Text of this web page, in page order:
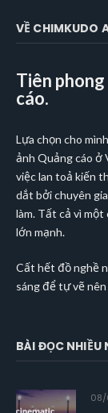
VỀ CHIMKUDO
Tiên
cáo.
Lựa chọn cho
ảnh Quảng cáo ở
việc lan toả kiến
dắt bởi chuyên
làm. Tất cả vì một
lớn mạnh.
Cất hết đồ nghề
sáng để tự vẽ
BÀI ĐỌC NHIỀU